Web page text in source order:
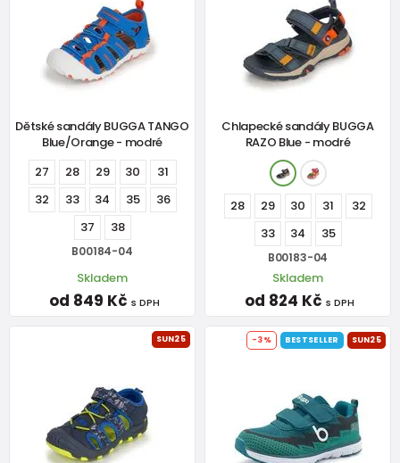
Dětské sandály BUGGA TANGO
Blue/Orange - modré
27
28 29 30
31
32
33 34 35
36
37
38
B00184-04
Skladem
od 849 Kč s DPH
Chlapecké sandály BUGGA
RAZO Blue - modré
28 29 30 31
32
33
34 35
B00183-04
Skladem
od 824 Kč s DPH
SUN25 -3% BESTSELLER SUN25